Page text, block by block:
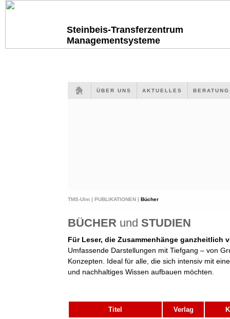
Steinbeis-Transferzentrum
Managementsysteme
ÜBER UNS AKTUELLES
TMS-Ulm | PUBLIKATIONEN | Bücher
BÜCHER und STUDIEN
Für Leser, die Zusammenhänge ganzheitlich
Umfassende Darstellungen mit Tiefgang – von
Konzepten. Ideal für alle, die sich intensiv mit
und nachhaltiges Wissen aufbauen möchten.
Titel Verlag